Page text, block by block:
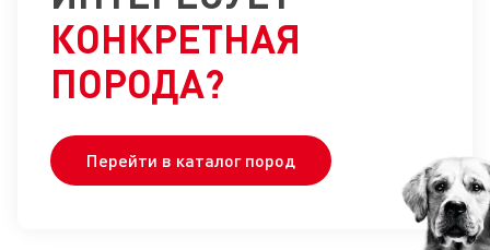
КОНКРЕТНАЯ
ПОРОДА?
Перейти в каталог пород